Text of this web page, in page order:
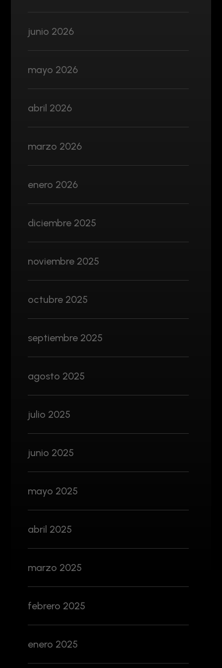
junio 2026
mayo 2026
abril 2026
marzo 2026
enero 2026
diciembre 2025
noviembre 2025
octubre 2025
septiembre 2025
agosto 2025
julio 2025
junio 2025
mayo 2025
abril 2025
marzo 2025
febrero 2025
enero 2025